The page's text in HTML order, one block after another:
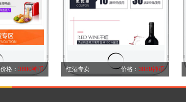
价格： 3880神币 红酒专卖 价格： 3880神币